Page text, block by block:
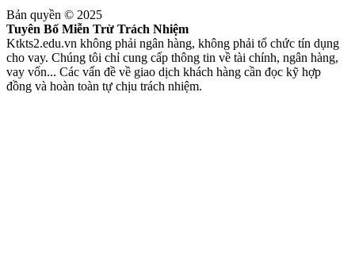
Bản quyền © 2025
Tuyên Bố Miễn Trừ Trách Nhiệm
Ktkts2.edu.vn không phải ngân hàng, không phải tổ chức tín dụng
cho vay. Chúng tôi chỉ cung cấp thông tin về tài chính, ngân hàng,
vay vốn... Các vấn đề về giao dịch khách hàng cần đọc kỹ hợp
đồng và hoàn toàn tự chịu trách nhiệm.